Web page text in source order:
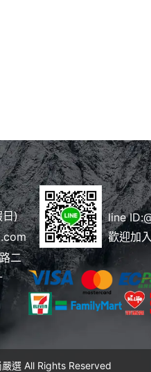
日)
二
line ID:
歡迎加
選 All Rights Reserved